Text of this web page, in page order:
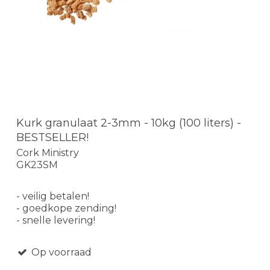
Kurk granulaat 2-3mm - 10kg (100 liters) -
BESTSELLER!
Cork Ministry
GK23SM
- veilig betalen!
- goedkope zending!
- snelle levering!
Op voorraad